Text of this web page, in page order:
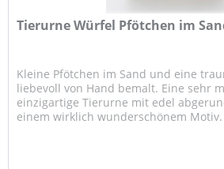
Tierurne Würfel Pfötchen im
Kleine Pfötchen im Sand und eine
liebevoll von Hand bemalt. Eine sehr
einzigartige Tierurne mit edel
einem wirklich wunderschönem